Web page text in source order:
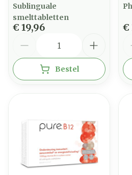
Sublinguale
smelttabletten
€ 19,96
Bestel
€